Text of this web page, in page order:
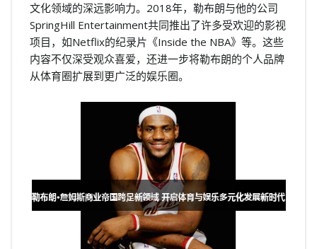
文化领域的深远影响力。2018年，勒布朗与他的公司
SpringHill Entertainment共同推出了许多受欢迎的影视
项目，如Netflix的纪录片《Inside the NBA》等。这些
内容不仅深受观众喜爱，还进一步将勒布朗的个人品牌
从体育圈扩展到更广泛的娱乐圈。